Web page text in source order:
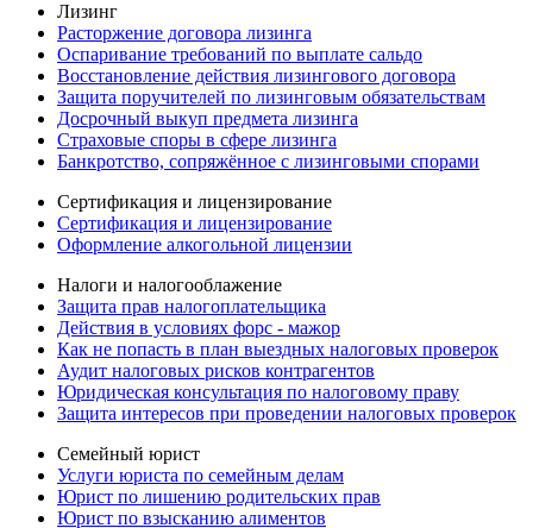
Лизинг
Расторжение договора лизинга
Оспаривание требований по выплате сальдо
Восстановление действия лизингового договора
Защита поручителей по лизинговым обязательствам
Досрочный выкуп предмета лизинга
Страховые споры в сфере лизинга
Банкротство, сопряжённое с лизинговыми спорами
Сертификация и лицензирование
Сертификация и лицензирование
Оформление алкогольной лицензии
Налоги и налогооблажение
Защита прав налогоплательщика
Действия в условиях форс - мажор
Как не попасть в план выездных налоговых проверок
Аудит налоговых рисков контрагентов
Юридическая консультация по налоговому праву
Защита интересов при проведении налоговых проверок
Семейный юрист
Услуги юриста по семейным делам
Юрист по лишению родительских прав
Юрист по взысканию алиментов